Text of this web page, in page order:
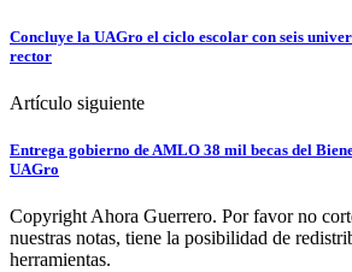
Concluye la UAGro el ciclo escolar con seis
rector
Artículo siguiente
Entrega gobierno de AMLO 38 mil becas del
UAGro
Copyright Ahora Guerrero. Por favor no
nuestras notas, tiene la posibilidad de
herramientas.